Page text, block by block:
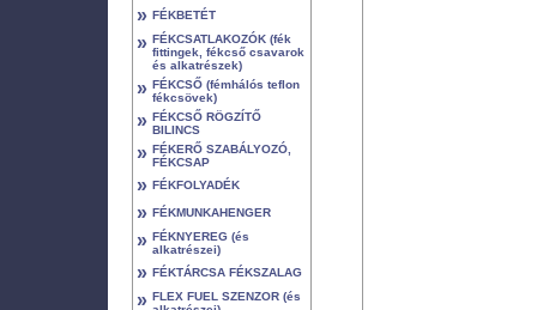
» FÉKBETÉT
» FÉKCSATLAKOZÓK (fék
fittingek, fékcső csavarok
és alkatrészek)
» FÉKCSŐ (fémhálós teflon
fékcsövek)
» FÉKCSŐ RÖGZÍTŐ
BILINCS
» FÉKERŐ SZABÁLYOZÓ,
FÉKCSAP
» FÉKFOLYADÉK
» FÉKMUNKAHENGER
» FÉKNYEREG (és
alkatrészei)
» FÉKTÁRCSA FÉKSZALAG
» FLEX FUEL SZENZOR (és